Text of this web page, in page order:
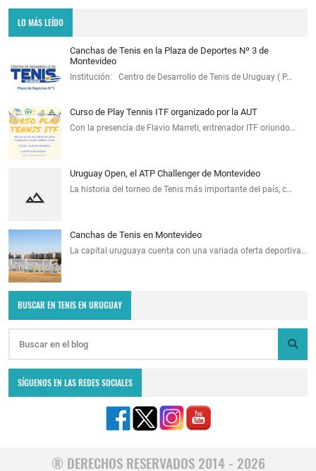
LO MÁS LEÍDO
Canchas de Tenis en la Plaza de Deportes Nº 3 de
Montevideo
Institución: Centro de Desarrollo de Tenis de Uruguay ( P…
Curso de Play Tennis ITF organizado por la AUT
Con la presencia de Flavio Marreti, entrenador ITF oriundo…
Uruguay Open, el ATP Challenger de Montevideo
La historia del torneo de Tenis más importante del país, c…
Canchas de Tenis en Montevideo
La capital uruguaya cuenta con una variada oferta deportiva…
BUSCAR EN TENIS EN URUGUAY
SÍGUENOS EN LAS REDES SOCIALES
® DERECHOS RESERVADOS 2014 - 2026